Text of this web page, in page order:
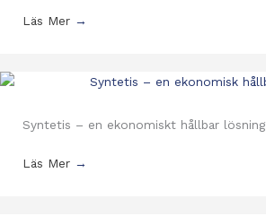
Läs Mer →
Syntetis – en ekonomiskt hållbar lösning
Läs Mer →